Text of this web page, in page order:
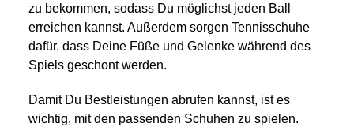
zu bekommen, sodass Du möglichst jeden Ball
erreichen kannst. Außerdem sorgen Tennisschuhe
dafür, dass Deine Füße und Gelenke während des
Spiels geschont werden.
Damit Du Bestleistungen abrufen kannst, ist es
wichtig, mit den passenden Schuhen zu spielen.